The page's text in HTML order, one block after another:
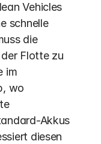
Vehicles
schnelle
die
Flotte zu
im
wo
Akkus
diesen